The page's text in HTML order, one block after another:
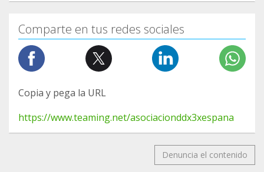
Comparte en tus redes sociales
Copia y pega la URL
https://www.teaming.net/asociacionddx3xespana
Denuncia el contenido